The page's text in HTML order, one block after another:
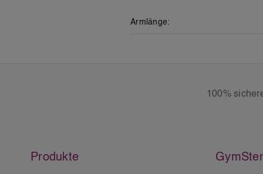
Armlänge:
100%
Produkte